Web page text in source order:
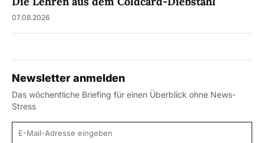
07.08.2026
Newsletter anmelden
Das wöchentliche Briefing für einen Überblick ohne News-
Stress
E-Mail-Adresse